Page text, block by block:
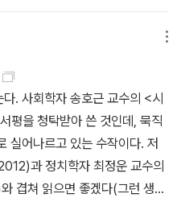
5년 뒤에도 별로 달라질 성싶
을 아이를 위해서 일독은 해봐
수도 새 책을 펴냈다. <촛불의
해야겠지만 <가보지 않은 길
현대차 스토리'란 부제에서 알
동차라는 기업에 초점을 맞춘
명의 도래와 미증유의 경제위
민국은 어디에 서 있고, 어디로
들며 오늘의 사회 분석에 천착
개념에 새로운 활력을 불어넣
이 유효하다면 '시민-됨'의 문
시아문학자 오종우 교수도 새
스, 2015). 러시아문학, 특히
번역서와 연구서를 펴냈고, 대
아 거장들, 삶을 말하다>(사람
에서 삶을 찾다>(예술행동, 20
지만 <예술수업>에서는 저자
파헤치고 생각해본다는 점에
나아가 있다. - 이
철희의 책 <뭐라도 합시다>가
지만 서점에서 거의 반 정도
석이 흡입력이 있다는 뜻이 아
국 정치를 알고 싶다면 한번쯤
, 윤여준과 함께 대담한 <누가
대통령들에 대해 각자의 시선으
. 사회학자 송호근 교수의 <시
평을 청탁받아 쓴 것인데, 묵직
실어나르고 있는 수작이다. 저
과 정치학자 최정운 교수의
겹쳐 읽으면 좋겠다(그런 생각